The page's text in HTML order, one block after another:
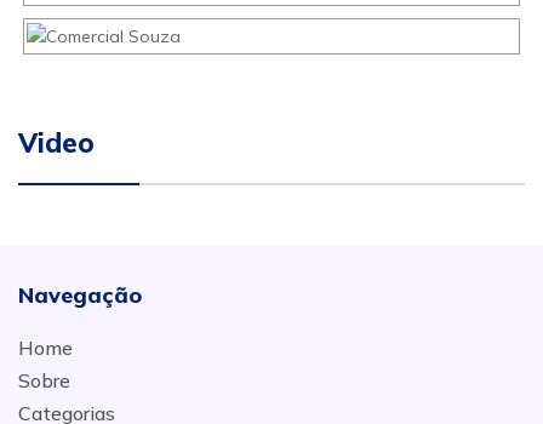
Video
Navegação
Home
Sobre
Categorias